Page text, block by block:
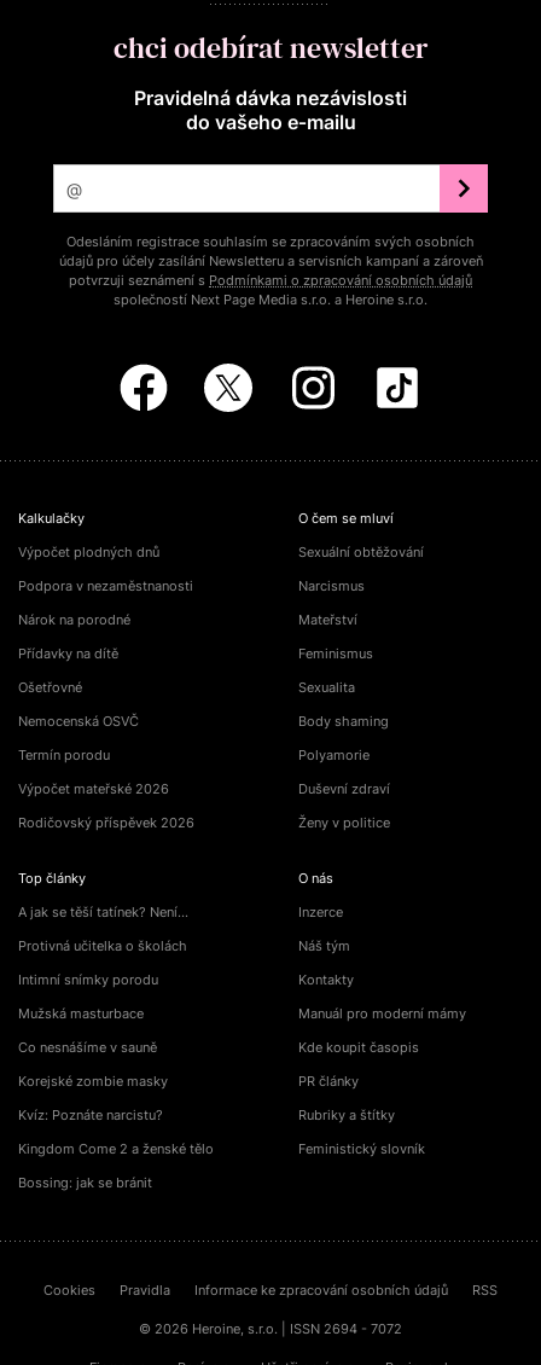
chci odebírat newsletter
Pravidelná dávka nezávislosti
do vašeho e‑mailu
Odesláním registrace souhlasím se zpracováním svých osobních
údajů pro účely zasílání Newsletteru a servisních kampaní a zároveň
potvrzuji seznámení s Podmínkami o zpracování osobních údajů
společností Next Page Media s.r.o. a Heroine s.r.o.
Kalkulačky
Výpočet plodných dnů
Podpora v nezaměstnanosti
Nárok na porodné
Přídavky na dítě
Ošetřovné
Nemocenská OSVČ
Termín porodu
Výpočet mateřské 2026
Rodičovský příspěvek 2026
Top články
A jak se těší tatínek? Není…
Protivná učitelka o školách
Intimní snímky porodu
Mužská masturbace
Co nesnášíme v sauně
Korejské zombie masky
Kvíz: Poznáte narcistu?
Kingdom Come 2 a ženské tělo
Bossing: jak se bránit
O čem se mluví
Sexuální obtěžování
Narcismus
Mateřství
Feminismus
Sexualita
Body shaming
Polyamorie
Duševní zdraví
Ženy v politice
O nás
Inzerce
Náš tým
Kontakty
Manuál pro moderní mámy
Kde koupit časopis
PR články
Rubriky a štítky
Feministický slovník
Cookies Pravidla Informace ke zpracování osobních údajů RSS
© 2026 Heroine, s.r.o. | ISSN 2694 - 7072